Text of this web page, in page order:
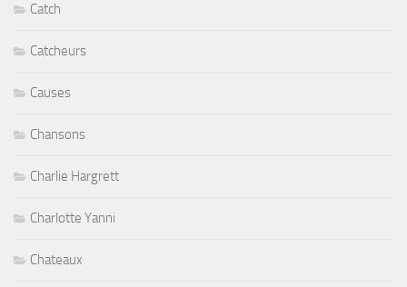
Catch
Catcheurs
Causes
Chansons
Charlie Hargrett
Charlotte Yanni
Chateaux